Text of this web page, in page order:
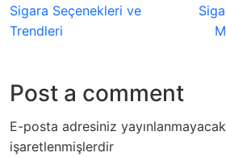
Sigara Seçenekleri ve
Trendleri
Post a comment
E-posta adresiniz
işaretlenmişlerdir